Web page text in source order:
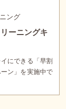
ング
ーニングキ
にできる「早割
ン」を実施中で